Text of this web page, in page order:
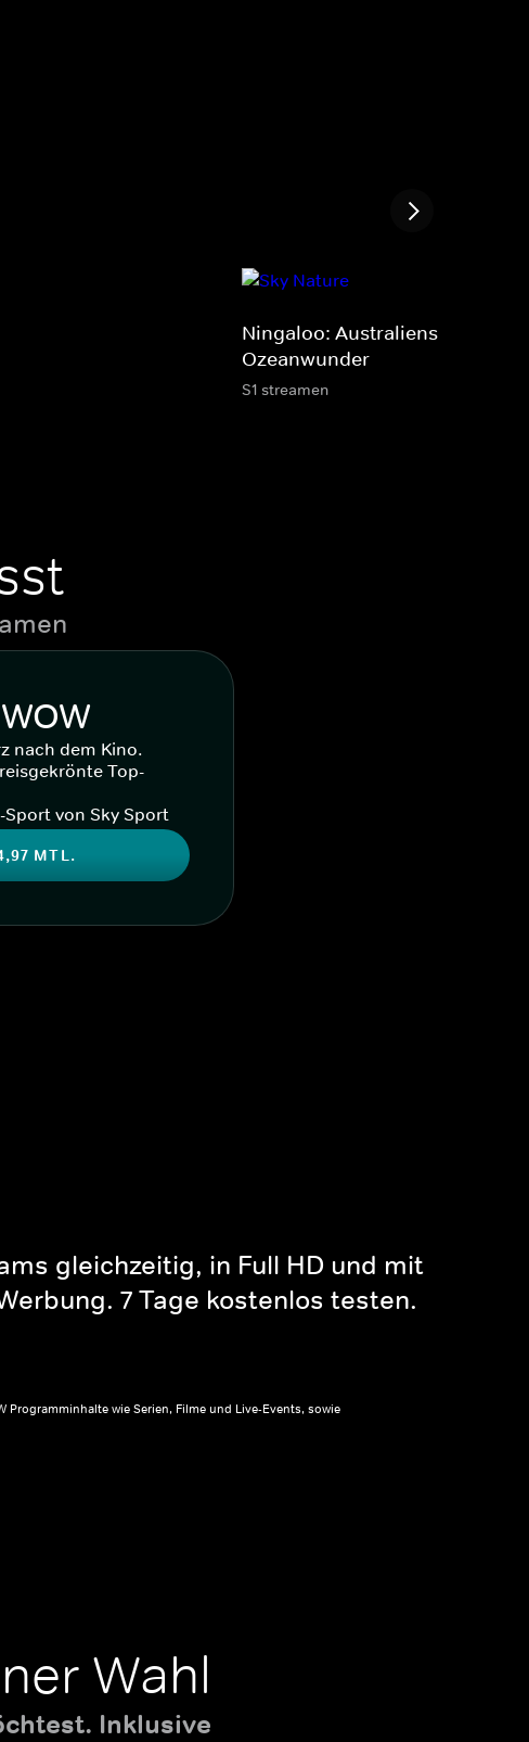
Ningaloo: Australiens
Ozeanwunder
S1 streamen
nach dem Kino.
Top-
von Sky Sport
MTL.
gleichzeitig, in Full HD und mit
7 Tage kostenlos testen.
wie Serien, Filme und Live-Events, sowie
Wahl
Inklusive